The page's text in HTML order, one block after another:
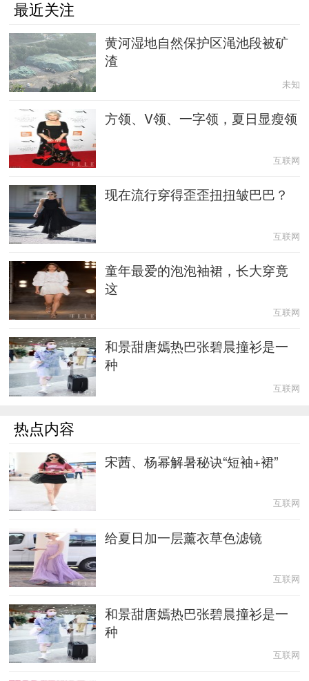
最近关注
黄河湿地自然保护区渑池段被矿
渣
未知
方领、V领、一字领，夏日显瘦领
互联网
现在流行穿得歪歪扭扭皱巴巴？
互联网
童年最爱的泡泡袖裙，长大穿竟
这
互联网
和景甜唐嫣热巴张碧晨撞衫是一
种
互联网
热点内容
宋茜、杨幂解暑秘诀“短袖+裙”
互联网
给夏日加一层薰衣草色滤镜
互联网
和景甜唐嫣热巴张碧晨撞衫是一
种
互联网